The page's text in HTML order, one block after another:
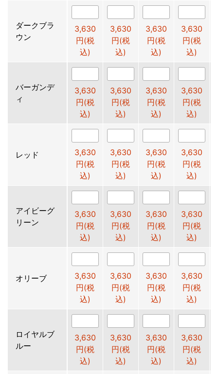
ダークブラ
ウン
3,630
円(税
込)
3,630
円(税
込)
3,630
円(税
込)
3,630
円(税
込)
バーガンデ
ィ
3,630
円(税
込)
3,630
円(税
込)
3,630
円(税
込)
3,630
円(税
込)
レッド
3,630
円(税
込)
3,630
円(税
込)
3,630
円(税
込)
3,630
円(税
込)
アイビーグ
リーン
3,630
円(税
込)
3,630
円(税
込)
3,630
円(税
込)
3,630
円(税
込)
オリーブ
3,630
円(税
込)
3,630
円(税
込)
3,630
円(税
込)
3,630
円(税
込)
ロイヤルブ
ルー
3,630
円(税
込)
3,630
円(税
込)
3,630
円(税
込)
3,630
円(税
込)